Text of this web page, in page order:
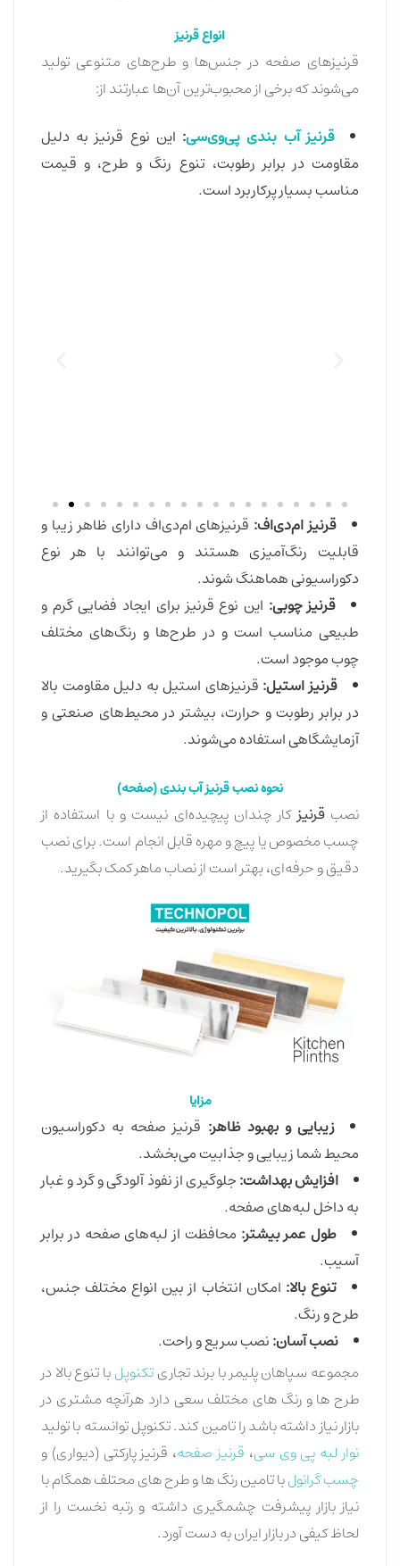
انواع قرنیز
قرنیزهای صفحه در جنس‌ها و طرح‌های متنوعی تولید
می‌شوند که برخی از محبوب‌ترین آن‌ها عبارتند از:
قرنیز آب بندی پی‌وی‌سی: این نوع قرنیز به دلیل
مقاومت در برابر رطوبت، تنوع رنگ و طرح، و قیمت
مناسب بسیار پرکاربرد است.
قرنیزام‌دی‌اف: قرنیزهای ام‌دی‌اف دارای ظاهر زیبا و
قابلیت رنگ‌آمیزی هستند و می‌توانند با هر نوع
دکوراسیونی هماهنگ شوند.
قرنیزچوبی: این نوع قرنیز برای ایجاد فضایی گرم و
طبیعی مناسب است و در طرح‌ها و رنگ‌های مختلف
چوب موجود است.
قرنیزاستیل: قرنیزهای استیل به دلیل مقاومت بالا
در برابر رطوبت و حرارت، بیشتر در محیط‌های صنعتی و
آزمایشگاهی استفاده می‌شوند.
نحوه نصب قرنیز آب بندی (صفحه)
نصبقرنیزکار چندان پیچیده‌ای نیست و با استفاده از
چسب مخصوص یا پیچ و مهره قابل انجام است. برای نصب
دقیق و حرفه‌ای، بهتر است از نصاب ماهر کمک بگیرید.
مزایا
زیبایی و بهبود ظاهر: قرنیز صفحه به دکوراسیون
محیط شما زیبایی و جذابیت می‌بخشد.
افزایش بهداشت:جلوگیری از نفوذ آلودگی و گرد و غبار
به داخل لبه‌های صفحه.
طول عمر بیشتر: محافظت از لبه‌های صفحه در برابر
آسیب.
تنوع بالا: امکان انتخاب از بین انواع مختلف جنس،
طرح و رنگ.
نصب آسان:نصب سریع و راحت.
مجموعه سپاهان پلیمر با برند تجاریتکنوپلبا تنوع بالا در
طرح ها و رنگ های مختلف سعی دارد هرآنچه مشتری در
بازار نیاز داشته باشد را تامین کند. تکنوپل توانسته با تولید
نوار لبه پی وی سی، قرنیز صفحه، قرنیز پارکتی (دیواری) و
چسب گرانولبا تامین رنگ ها و طرح های محتلف همگام با
نیاز بازار پیشرفت چشمگیری داشته و رتبه نخست را از
لحاظ کیفی در بازار ایران به دست آورد.